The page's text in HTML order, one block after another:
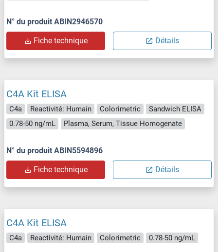
N° du produit ABIN2946570
Fiche technique Détails
C4A Kit ELISA
C4a Reactivité: Humain Colorimetric
Sandwich ELISA
0.78-50 ng/mL
Plasma, Serum, Tissue Homogenate
N° du produit ABIN5594896
Fiche technique Détails
C4A Kit ELISA
C4a Reactivité: Humain Colorimetric 0.78-50 ng/mL